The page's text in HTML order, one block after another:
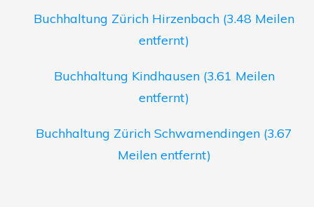
Buchhaltung Zürich Hirzenbach (3.48 Meilen
entfernt)
Buchhaltung Kindhausen (3.61 Meilen
entfernt)
Buchhaltung Zürich Schwamendingen (3.67
Meilen entfernt)